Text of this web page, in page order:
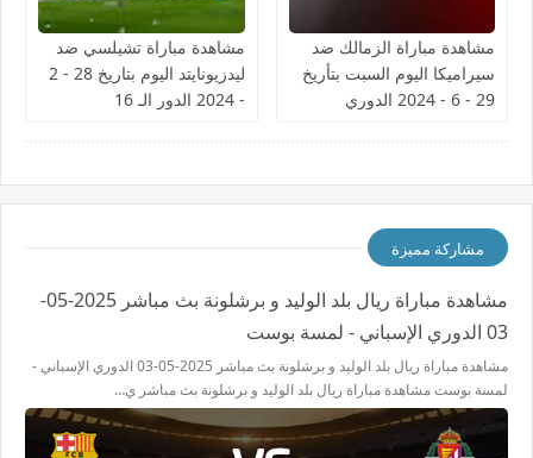
مشاهدة مباراة الزمالك ضد
سيراميكا اليوم السبت بتأريخ
29 - 6 - 2024 الدوري
مشاهدة مباراة تشيلسي ضد
ليدزيونايتد اليوم بتاريخ 28 - 2
- 2024 الدور الـ 16
مشاركة مميزة
مشاهدة مباراة ريال بلد الوليد و برشلونة بث مباشر 2025-05-
03 الدوري الإسباني - لمسة بوست
مشاهدة مباراة ريال بلد الوليد و برشلونة بث مباشر 2025-05-03 الدوري الإسباني -
لمسة بوست مشاهدة مباراة ريال بلد الوليد و برشلونة بث مباشر ي…